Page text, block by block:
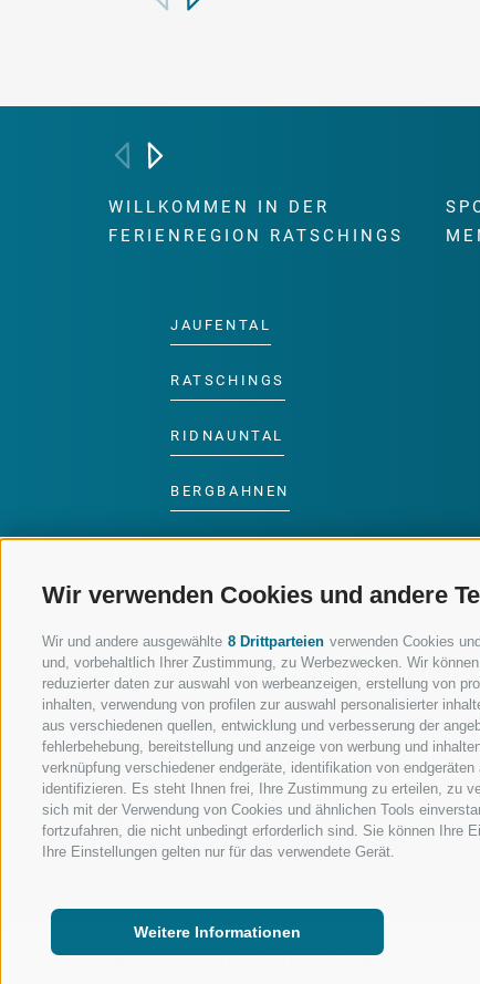
Wir verwenden Cookies und andere
Wir und andere ausgewählte 8 Drittparteien verwenden Cookies
und, vorbehaltlich Ihrer Zustimmung, zu Werbezwecken. Wir
reduzierter daten zur auswahl von werbeanzeigen, erstellung von
inhalten, verwendung von profilen zur auswahl personalisierter
aus verschiedenen quellen, entwicklung und verbesserung der
fehlerbehebung, bereitstellung und anzeige von werbung und
verknüpfung verschiedener endgeräte, identifikation von
identifizieren. Es steht Ihnen frei, Ihre Zustimmung zu erteilen, zu
sich mit der Verwendung von Cookies und ähnlichen Tools
fortzufahren, die nicht unbedingt erforderlich sind. Sie können Ihre
Ihre Einstellungen gelten nur für das verwendete Gerät.
Weitere Informationen
WILLKOMMEN IN DER
FERIENREGION RATSCHINGS
JAUFENTAL
RATSCHINGS
RIDNAUNTAL
BERGBAHNEN
LUISL'S SKISCHULE IN
FOLGE UNS AUF SOCIAL MEDIA